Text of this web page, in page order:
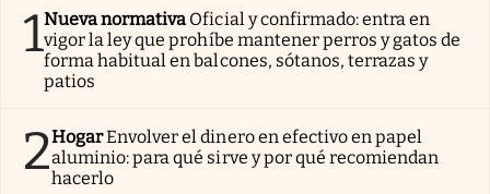
1Nueva normativa Oficial y confirmado: entra en
vigor la ley que prohíbe mantener perros y gatos de
forma habitual en balcones, sótanos, terrazas y
patios
2HogarEnvolver el dinero en efectivo en papel
aluminio: para qué sirve y por qué recomiendan
hacerlo